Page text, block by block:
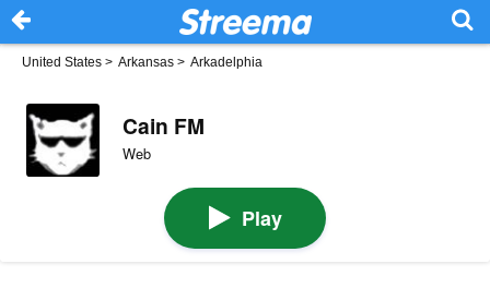
United States > Arkansas > Arkadelphia
Cain FM
Web
Play